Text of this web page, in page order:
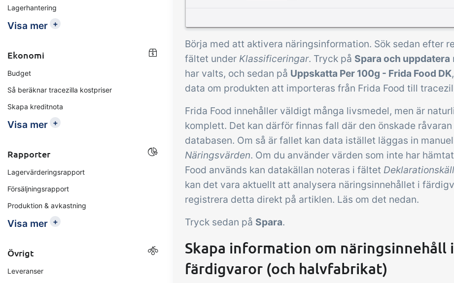
Lagerhantering
Visa mer +
Ekonomi
Budget
Så beräknar tracezilla kostpriser
Skapa kreditnota
Visa mer +
Rapporter
Lagervärderingsrapport
Försäljningsrapport
Produktion & avkastning
Visa mer +
Övrigt
Leveranser
Börja med att aktivera näringsinformation. Sök sedan efter
fältet under Klassificeringar. Tryck på Spara och uppdatera
har valts, och sedan på Uppskatta Per 100g - Frida Food DK
data om produkten att importeras från Frida Food till
Frida Food innehåller väldigt många livsmedel, men är
komplett. Det kan därför finnas fall där den önskade
databasen. Om så är fallet kan data istället läggas in
Näringsvärden. Om du använder värden som inte har
Food används kan datakällan noteras i fältet
kan det vara aktuellt att analysera näringsinnehållet i
registrera detta direkt på artiklen. Läs om det nedan.
Tryck sedan på Spara.
Skapa information om näringsinnehåll i
färdigvaror (och halvfabrikat)